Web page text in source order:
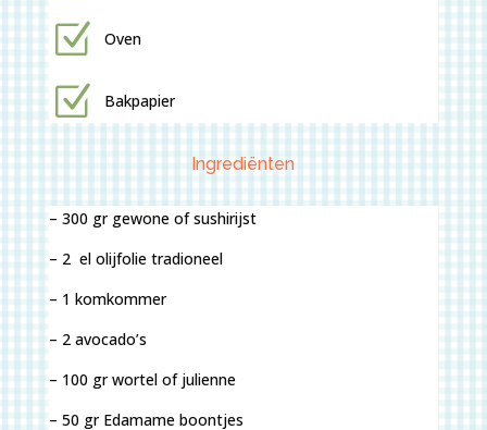
Z Oven
Z Bakpapier
Ingrediënten
– 300 gr gewone of sushirijst
– 2 el olijfolie tradioneel
– 1 komkommer
– 2 avocado’s
– 100 gr wortel of julienne
– 50 gr Edamame boontjes